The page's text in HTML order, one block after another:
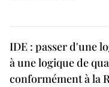
IDE : passer d'une
à une logique de
conformément à la